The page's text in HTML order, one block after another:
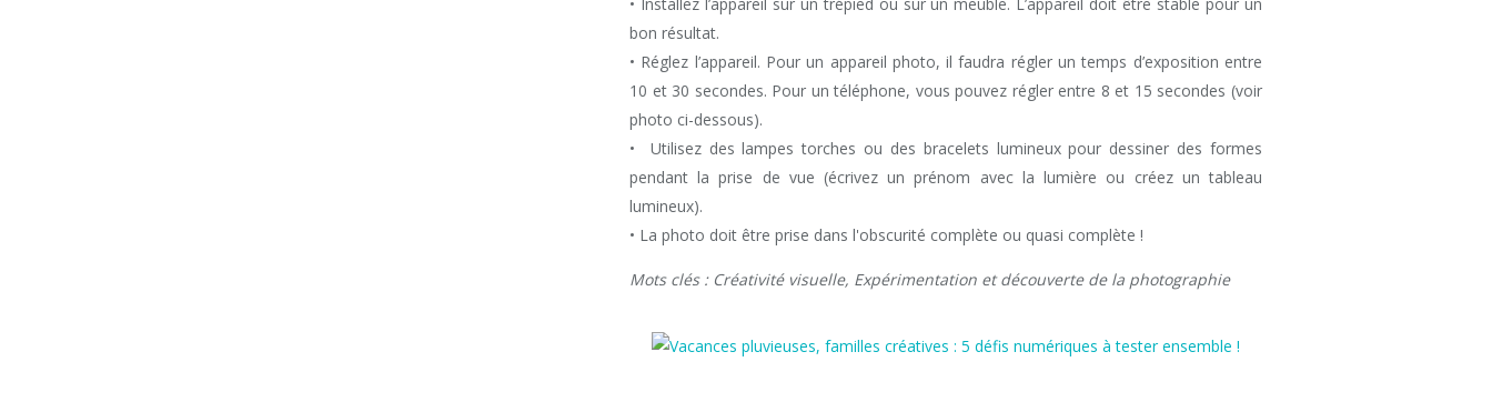
bon résultat.
• Réglez l’appareil. Pour un appareil photo, il faudra régler un temps d’exposition entre
10 et 30 secondes. Pour un téléphone, vous pouvez régler entre 8 et 15 secondes (voir
photo ci-dessous).
• Utilisez des lampes torches ou des bracelets lumineux pour dessiner des formes
pendant la prise de vue (écrivez un prénom avec la lumière ou créez un tableau
lumineux).
• La photo doit être prise dans l'obscurité complète ou quasi complète !
Mots clés : Créativité visuelle, Expérimentation et découverte de la photographie